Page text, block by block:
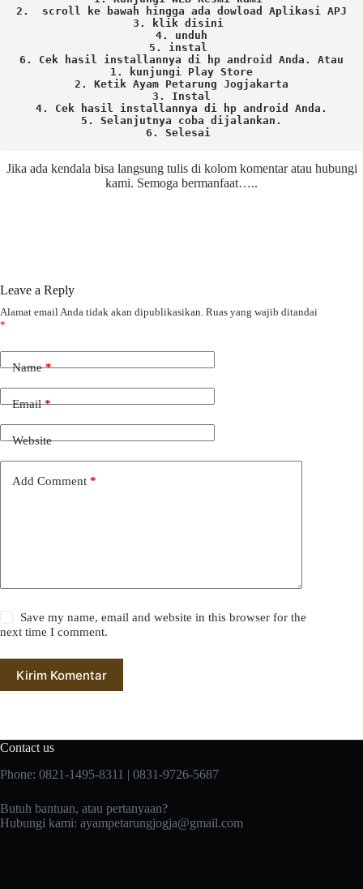
2.  scroll ke bawah hingga ada dowload Aplikasi APJ
3. klik disini
4. unduh
5. instal
6. Cek hasil installannya di hp android Anda. Atau
1. kunjungi Play Store
2. Ketik Ayam Petarung Jogjakarta
3. Instal
4. Cek hasil installannya di hp android Anda.
5. Selanjutnya coba dijalankan.
6. Selesai
Jika ada kendala bisa langsung tulis di kolom komentar atau hubungi
kami. Semoga bermanfaat…..
Leave a Reply
Alamat email Anda tidak akan dipublikasikan. Ruas yang wajib ditandai
*
Name*
Email*
Website
Add Comment *
Save my name, email and website in this browser for the
next time I comment.
Kirim Komentar
Contact us
Phone: 0821-1495-8311 | 0831-9726-5687
Butuh bantuan, atau pertanyaan?
Hubungi kami: ayampetarungjogja@gmail.com